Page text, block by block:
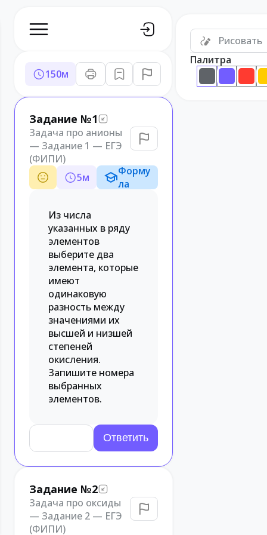
150м
Задание №1
Задача про анионы
— Задание 1 — ЕГЭ
(ФИПИ)
5м
Форму
ла
Из числа
указанных в ряду
элементов
выберите два
элемента, которые
имеют
одинаковую
разность между
значениями их
высшей и низшей
степеней
окисления.
Запишите номера
выбранных
элементов.
Задание №2
Задача про оксиды
— Задание 2 — ЕГЭ
(ФИПИ)
Рисовать
Палитра